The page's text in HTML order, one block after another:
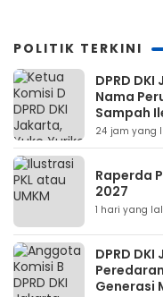
POLITIK TERKINI
DPRD
Nama
Sampah
24 jam yang
Raperda
2027
1 hari yang
DPRD
Generasi